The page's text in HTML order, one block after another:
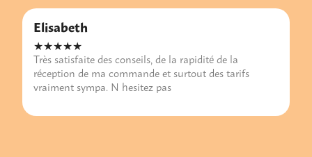
Elisabeth
★★★★★
Très satisfaite des conseils, de la rapidité de la
réception de ma commande et surtout des tarifs
vraiment sympa. N hesitez pas